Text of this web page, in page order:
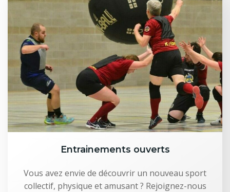
Entrainements ouverts
Vous avez envie de découvrir un nouveau sport
collectif, physique et amusant ? Rejoignez-nous